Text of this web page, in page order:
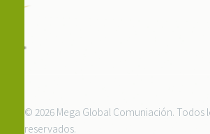
© 2026 Mega Global Comuniación. Todos
reservados.